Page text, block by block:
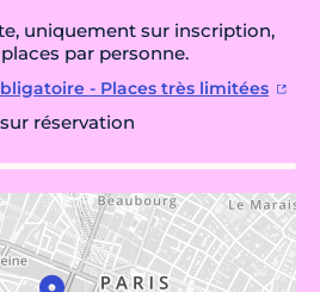
uniquement sur inscription,
par personne.
- Places très limitées
réservation